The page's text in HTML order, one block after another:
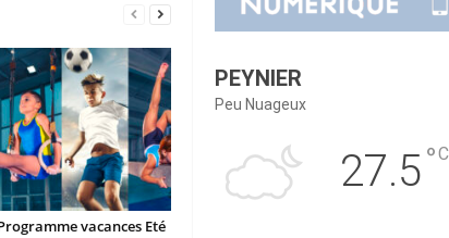
vacances Eté
PEYNIER
Peu Nuageux
27.5°C